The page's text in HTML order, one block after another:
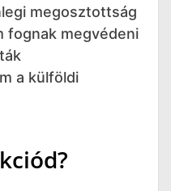
megosztottság
fognak megvédeni
a külföldi